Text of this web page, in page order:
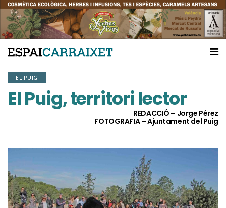
EL PUIG
El Puig, territori lector
REDACCIÓ – Jorge Pérez
FOTOGRAFIA – Ajuntament del Puig